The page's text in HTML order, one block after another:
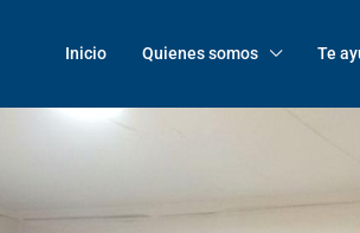
Inicio Quienes somos Te